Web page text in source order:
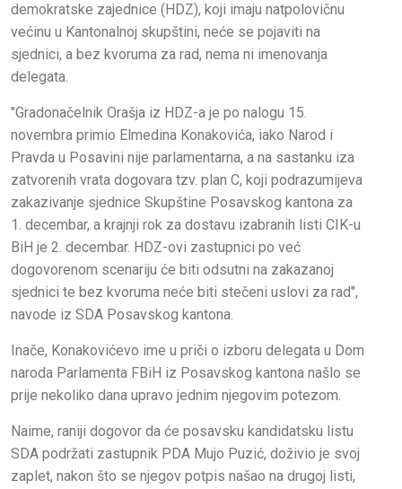
demokratske zajednice (HDZ), koji imaju natpolovičnu
većinu u Kantonalnoj skupštini, neće se pojaviti na
sjednici, a bez kvoruma za rad, nema ni imenovanja
delegata.
"Gradonačelnik Orašja iz HDZ-a je po nalogu 15.
novembra primio Elmedina Konakovića, iako Narod i
Pravda u Posavini nije parlamentarna, a na sastanku iza
zatvorenih vrata dogovara tzv. plan C, koji podrazumijeva
zakazivanje sjednice Skupštine Posavskog kantona za
1. decembar, a krajnji rok za dostavu izabranih listi CIK-u
BiH je 2. decembar. HDZ-ovi zastupnici po već
dogovorenom scenariju će biti odsutni na zakazanoj
sjednici te bez kvoruma neće biti stečeni uslovi za rad",
navode iz SDA Posavskog kantona.
Inače, Konakovićevo ime u priči o izboru delegata u Dom
naroda Parlamenta FBiH iz Posavskog kantona našlo se
prije nekoliko dana upravo jednim njegovim potezom.
Naime, raniji dogovor da će posavsku kandidatsku listu
SDA podržati zastupnik PDA Mujo Puzić, doživio je svoj
zaplet, nakon što se njegov potpis našao na drugoj listi,